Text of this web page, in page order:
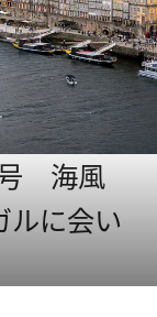
号 海風
ルに会い